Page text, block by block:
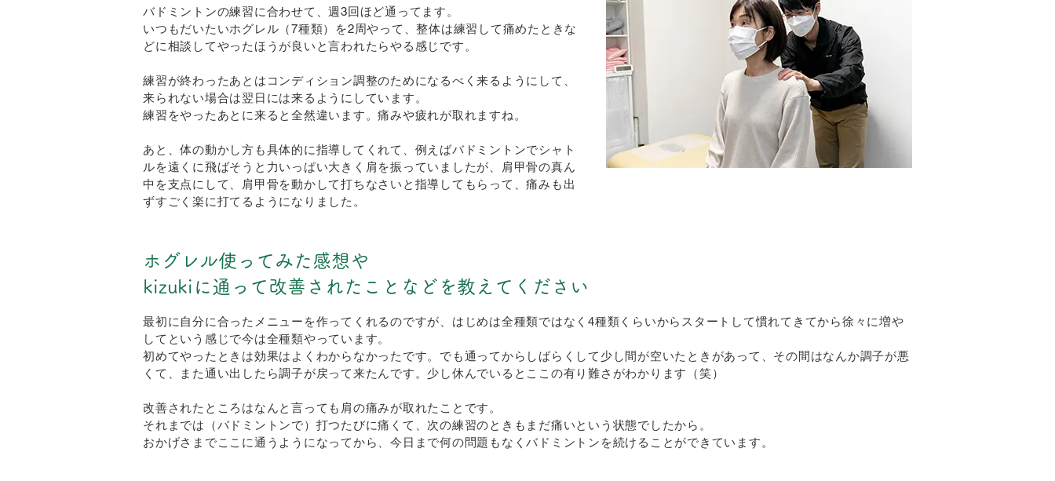
バドミントンの練習に合わせて、週3回ほど通ってます。
いつもだいたいホグレル（7種類）を2周やって、整体は練習して痛めたときな
どに相談してやったほうが良いと言われたらやる感じです。
練習が終わったあとはコンディション調整のためになるべく来るようにして、
来られない場合は翌日には来るようにしています。
練習をやったあとに来ると全然違います。痛みや疲れが取れますね。
あと、体の動かし方も具体的に指導してくれて、例えばバドミントンでシャト
ルを遠くに飛ばそうと力いっぱい大きく肩を振っていましたが、肩甲骨の真ん
中を支点にして、肩甲骨を動かして打ちなさいと指導してもらって、痛みも出
ずすごく楽に打てるようになりました。
ホグレル使ってみた感想や
kizukiに通って改善されたことなどを教えてください
最初に自分に合ったメニューを作ってくれるのですが、はじめは全種類ではなく4種類くらいからスタートして慣れてきてから徐々に増や
してという感じで今は全種類やっています。
初めてやったときは効果はよくわからなかったです。でも通ってからしばらくして少し間が空いたときがあって、その間はなんか調子が悪
くて、また通い出したら調子が戻って来たんです。少し休んでいるとここの有り難さがわかります（笑）
改善されたところはなんと言っても肩の痛みが取れたことです。
それまでは（バドミントンで）打つたびに痛くて、次の練習のときもまだ痛いという状態でしたから。
おかげさまでここに通うようになってから、今日まで何の問題もなくバドミントンを続けることができています。